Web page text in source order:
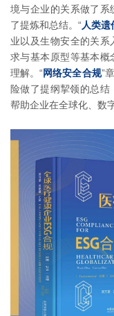
境与企业的关系做了系
了提炼和总结。“ 人类
业以及生物安全的关
求与基本原型等基本概
理解。“网络安全合规”
险做了提纲挈领的总结
帮助企业在全球化、数